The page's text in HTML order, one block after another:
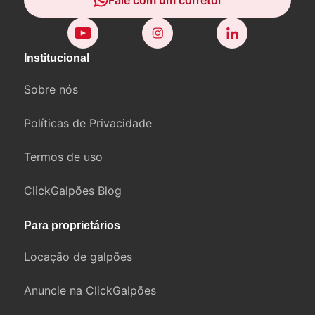
Institucional
Sobre nós
Políticas de Privacidade
Termos de uso
ClickGalpões Blog
Para proprietários
Locação de galpões
Anuncie na ClickGalpões